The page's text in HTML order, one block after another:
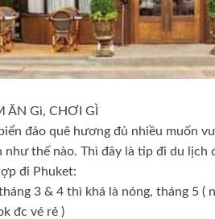
ĂN Gì, CHƠI GÌ
đảo quê hương đủ nhiều muốn
như thế nào. Thì đây là tip đi du
đi Phuket:
3 & 4 thì khá là nóng, tháng 5
đc vé rẻ )